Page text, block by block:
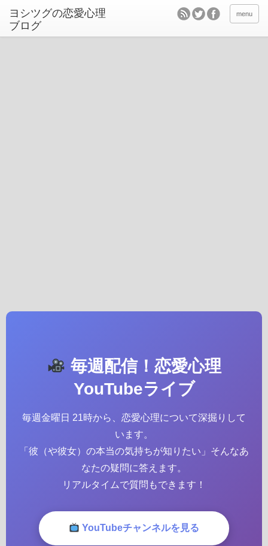
ヨシツグの恋愛心理
ブログ
menu
毎週配信！恋愛心理
YouTubeライブ
毎週金曜日 21時から、恋愛心理について深掘りして
います。
「彼（や彼女）の本当の気持ちが知りたい」そんなあ
なたの疑問に答えます。
リアルタイムで質問もできます！
YouTubeチャンネルを見る